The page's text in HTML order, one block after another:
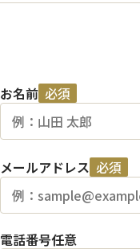
お名前 必須
メールアドレス 必須
電話番号任意